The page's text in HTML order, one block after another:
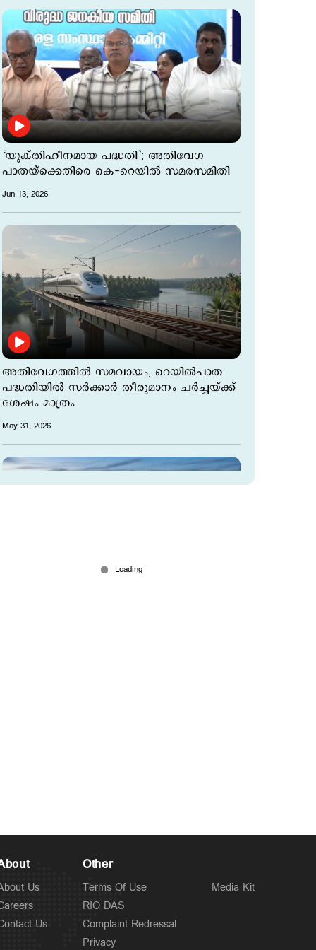
‘യുക്തിഹീനമായ പദ്ധതി’; അതിവേഗ
പാതയ്ക്കെതിരെ കെ-റെയിൽ സമരസമിതി
Jun 13, 2026
അതിവേഗത്തില്‍ സമവായം; റെയിൽപാത
പദ്ധതിയിൽ സർക്കാർ തീരുമാനം ചര്‍ച്ചയ്ക്ക്
ശേഷം മാത്രം
May 31, 2026
Us
Us
Other
Terms Of Use
RIO DAS
Complaint Redressal
Privacy
Media Kit